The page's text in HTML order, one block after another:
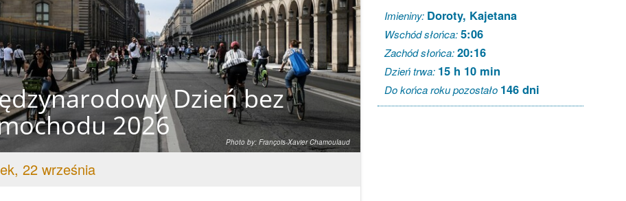
Dzień bez
2026
22 września
Photo by: François-Xavier Chamoulaud
Imieniny: Doroty, Kajetana
Wschód słońca:5:06
Zachód słońca:20:16
Dzień trwa: 15 h 10 min
Do końca roku pozostało 146 dni